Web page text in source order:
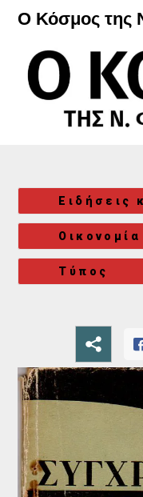
Μετάβαση
περιεχόμενο
Ο Κόσμος της
Ειδήσεις
Οικονομία
Τύπος